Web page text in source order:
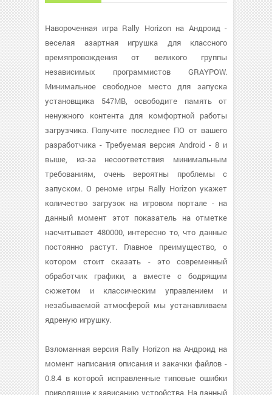
Навороченная игра Rally Horizon на Андроид -
веселая азартная игрушка для классного
времяпровождения от великого группы
независимых программистов GRAYPOW.
Минимальное свободное место для запуска
установщика 547MB, освободите память от
ненужного контента для комфортной работы
загрузчика. Получите последнее ПО от вашего
разработчика - Требуемая версия Android - 8 и
выше, из-за несоответствия минимальным
требованиям, очень вероятны проблемы с
запуском. О реноме игры Rally Horizon укажет
количество загрузок на игровом портале - на
данный момент этот показатель на отметке
насчитывает 480000, интересно то, что данные
постоянно растут. Главное преимущество, о
котором стоит сказать - это современный
обработчик графики, а вместе с бодрящим
сюжетом и классическим управлением и
незабываемой атмосферой мы устанавливаем
ядреную игрушку.
Взломанная версия Rally Horizon на Андроид на
момент написания описания и закачки файлов -
0.8.4 в которой исправленные типовые ошибки
приводящие к зависанию устройства. На данный